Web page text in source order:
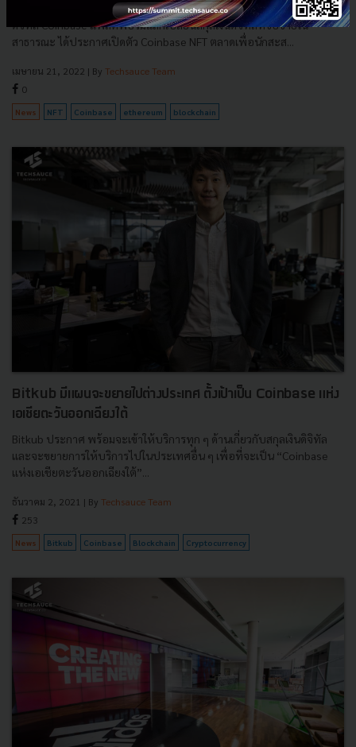
ข่าวดีสำหรับชุมชน NFTs ที่รอคอยตลาดใหม่ ๆ ในการแลกเปลี่ยนงานสะสม
ดิจิทัล Coinbase แพลตฟอร์มแลกเปลี่ยนสกุลเงินดิจิทัลที่ซื้อขายใน
สาธารณะ ได้ประกาศเปิดตัว Coinbase NFT ตลาดเพื่อนักสะส...
เมษายน 21, 2022 | By Techsauce Team
0
News NFT Coinbase ethereum blockchain
Bitkub มีแผนจะขยายไปต่างประเทศ ตั้งเป้าเป็น Coinbase แห่ง
เอเชียตะวันออกเฉียงใต้
Bitkub ประกาศ พร้อมจะเข้าให้บริการทุก ๆ ด้านเกี่ยวกับสกุลเงินดิจิทัล
และจะขยายการให้บริการไปในประเทศอื่น ๆ เพื่อที่จะเป็น “Coinbase
แห่งเอเชียตะวันออกเฉียงใต้”...
ธันวาคม 2, 2021 | By Techsauce Team
253
News Bitkub Coinbase Blockchain Cryptocurrency